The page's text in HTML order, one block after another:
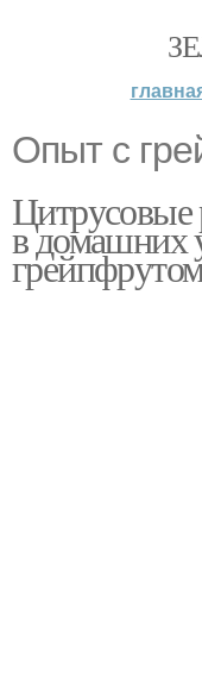
Опыт с
Цитрусовые
в домашних